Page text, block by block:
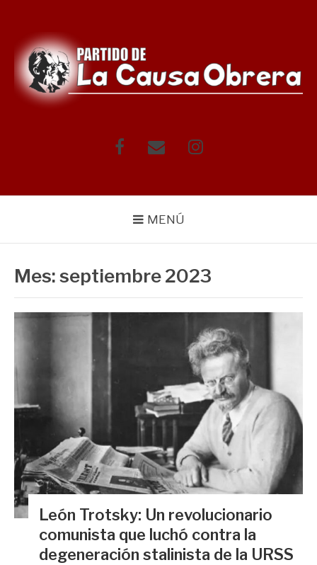
contenido
FacebookCorreo Instagram
MENÚ
Mes:septiembre 2023
León Trotsky: Un revolucionario
comunista que luchó contra la
degeneración stalinista de la URSS